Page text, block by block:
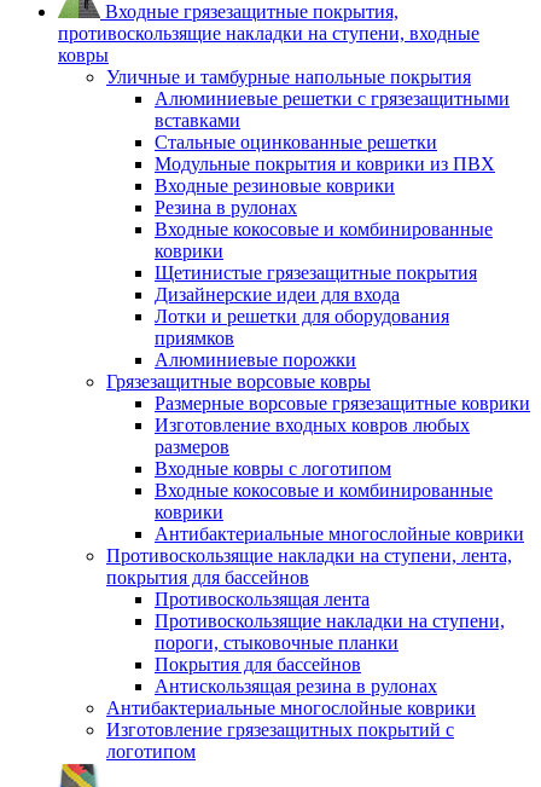
Входные грязезащитные покрытия,
противоскользящие накладки на ступени, входные
ковры
Уличные и тамбурные напольные покрытия
Алюминиевые решетки с грязезащитными
вставками
Стальные оцинкованные решетки
Модульные покрытия и коврики из ПВХ
Входные резиновые коврики
Резина в рулонах
Входные кокосовые и комбинированные
коврики
Щетинистые грязезащитные покрытия
Дизайнерские идеи для входа
Лотки и решетки для оборудования
приямков
Алюминиевые порожки
Грязезащитные ворсовые ковры
Размерные ворсовые грязезащитные коврики
Изготовление входных ковров любых
размеров
Входные ковры с логотипом
Входные кокосовые и комбинированные
коврики
Антибактериальные многослойные коврики
Противоскользящие накладки на ступени, лента,
покрытия для бассейнов
Противоскользящая лента
Противоскользящие накладки на ступени,
пороги, стыковочные планки
Покрытия для бассейнов
Антискользящая резина в рулонах
Антибактериальные многослойные коврики
Изготовление грязезащитных покрытий с
логотипом